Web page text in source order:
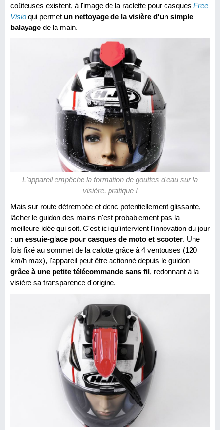
coûteuses existent, à l'image de la raclette pour casques Free
Visio qui permet un nettoyage de la visière d'un simple
balayage de la main.
L'appareil empêche la formation de gouttes d'eau sur la
visière, pratique !
Mais sur route détrempée et donc potentiellement glissante,
lâcher le guidon des mains n'est probablement pas la
meilleure idée qui soit. C'est ici qu'intervient l'innovation du jour
: un essuie-glace pour casques de moto et scooter. Une
fois fixé au sommet de la calotte grâce à 4 ventouses (120
km/h max), l'appareil peut être actionné depuis le guidon
grâce à une petite télécommande sans fil, redonnant à la
visière sa transparence d'origine.